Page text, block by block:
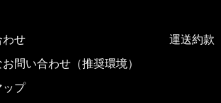
わせ
問い合わせ（推奨環境）
ップ
運送約款